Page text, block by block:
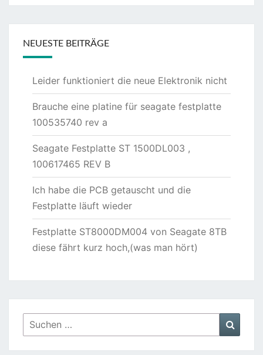
NEUESTE BEITRÄGE
Leider funktioniert die neue Elektronik nicht
Brauche eine platine für seagate festplatte
100535740 rev a
Seagate Festplatte ST 1500DL003 ,
100617465 REV B
Ich habe die PCB getauscht und die
Festplatte läuft wieder
Festplatte ST8000DM004 von Seagate 8TB
diese fährt kurz hoch,(was man hört)
Suchen
nach: